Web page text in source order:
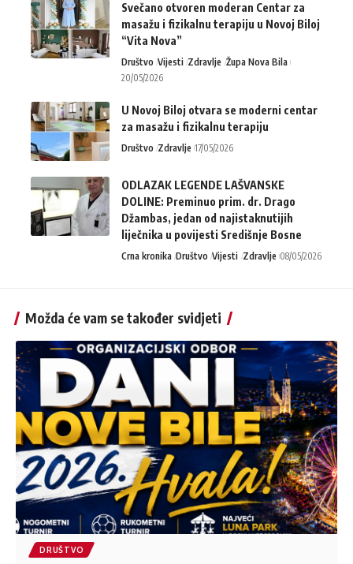
Svečano otvoren moderan Centar za
masažu i fizikalnu terapiju u Novoj Biloj
“Vita Nova”
Društvo Vijesti Zdravlje Župa Nova Bila
20/05/2026
U Novoj Biloj otvara se moderni centar
za masažu i fizikalnu terapiju
Društvo Zdravlje 17/05/2026
ODLAZAK LEGENDE LAŠVANSKE
DOLINE: Preminuo prim. dr. Drago
Džambas, jedan od najistaknutijih
liječnika u povijesti Središnje Bosne
Crna kronika Društvo Vijesti Zdravlje 08/05/2026
Možda će vam se također svidjeti
DRUŠTVO